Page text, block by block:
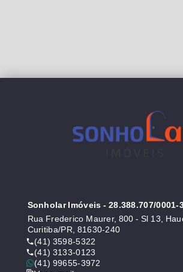
Sonholar Imóveis - 28.388.707/0001-
Rua Frederico Maurer, 800 - Sl 13,
Curitiba/PR, 81630-240
(41) 3598-5322
(41) 3133-0123
(41) 99655-3972